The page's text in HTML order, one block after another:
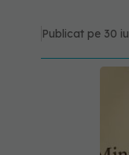
Publicat pe 30